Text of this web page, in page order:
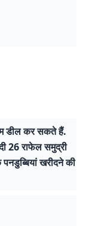
डील कर सकते हैं.
26 राफेल समुद्री
खरीदने की